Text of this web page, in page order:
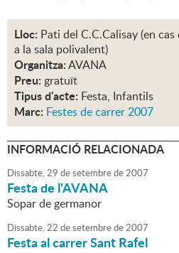
Lloc: Pati del C.C.Calisay (en
a la sala polivalent)
Organitza:AVANA
Preu: gratuït
Tipus d'acte: Festa, Infantils
Marc: Festes de carrer 2007
INFORMACIÓ RELACIONADA
Dissabte,29 desetembrede2007
Festa de l'AVANA
Sopar de germanor
Dissabte,22 desetembrede2007
Festa al carrer Sant Rafel